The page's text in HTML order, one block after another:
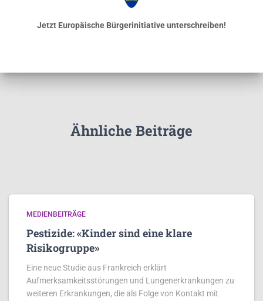
Jetzt Europäische Bürgerinitiative unterschreiben!
Ähnliche Beiträge
MEDIENBEITRÄGE
Pestizide: «Kinder sind eine klare
Risikogruppe»
Eine neue Studie aus Frankreich erklärt
Aufmerksamkeitsstörungen und Lungenerkrankungen zu
weiteren Erkrankungen, die als Folge von Kontakt mit